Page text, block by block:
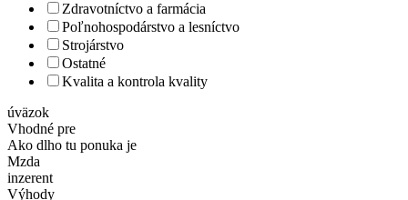
Zdravotníctvo a farmácia
Poľnohospodárstvo a lesníctvo
Strojárstvo
Ostatné
Kvalita a kontrola kvality
úväzok
Vhodné pre
Ako dlho tu ponuka je
Mzda
inzerent
Výhody